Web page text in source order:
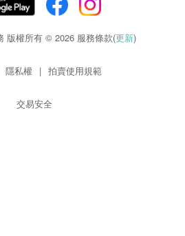
版權所有 © 2026 服務條款(更新)
隱私權 | 拍賣使用規範
交易安全